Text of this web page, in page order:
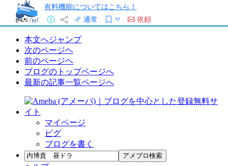
有料機能についてはこちら！
通常
依頼